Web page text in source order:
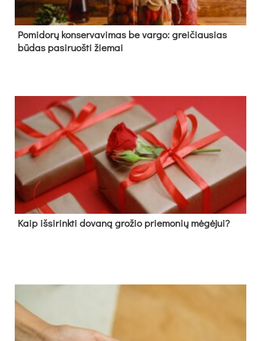
Pomidorų konservavimas be vargo: greičiausias
būdas pasiruošti žiemai
Kaip išsirinkti dovaną grožio priemonių mėgėjui?